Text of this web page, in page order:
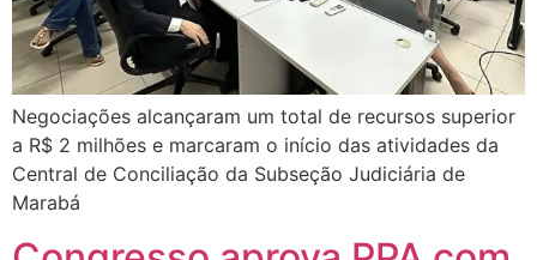
Negociações alcançaram um total de recursos superior
a R$ 2 milhões e marcaram o início das atividades da
Central de Conciliação da Subseção Judiciária de
Marabá